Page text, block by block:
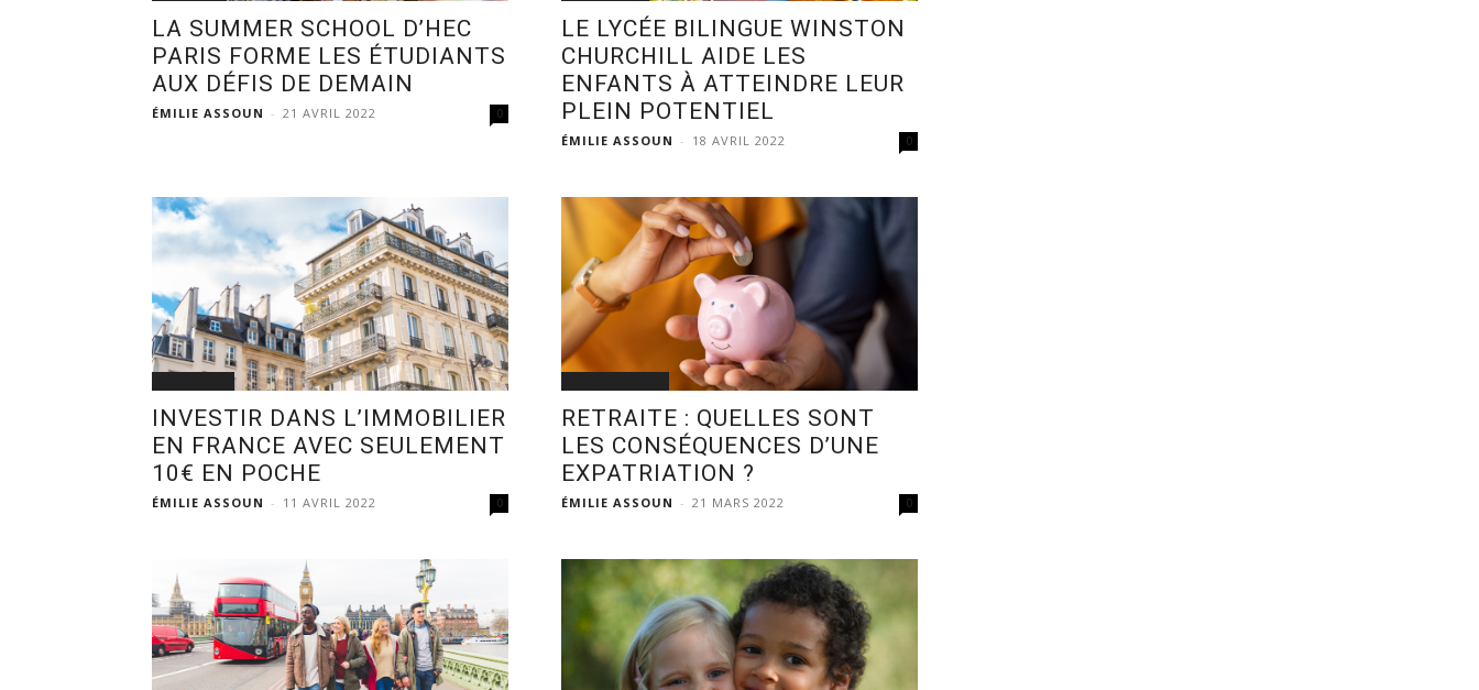
LA SUMMER SCHOOL D’HEC
PARIS FORME LES ÉTUDIANTS
AUX DÉFIS DE DEMAIN
ÉMILIE ASSOUN - 21 AVRIL 2022 0
LE LYCÉE BILINGUE WINSTON
CHURCHILL AIDE LES
ENFANTS À ATTEINDRE LEUR
PLEIN POTENTIEL
ÉMILIE ASSOUN - 18 AVRIL 2022 0
INVESTIR DANS L’IMMOBILIER
EN FRANCE AVEC SEULEMENT
10€ EN POCHE
ÉMILIE ASSOUN - 11 AVRIL 2022 0
RETRAITE : QUELLES SONT
LES CONSÉQUENCES D’UNE
EXPATRIATION ?
ÉMILIE ASSOUN - 21 MARS 2022 0